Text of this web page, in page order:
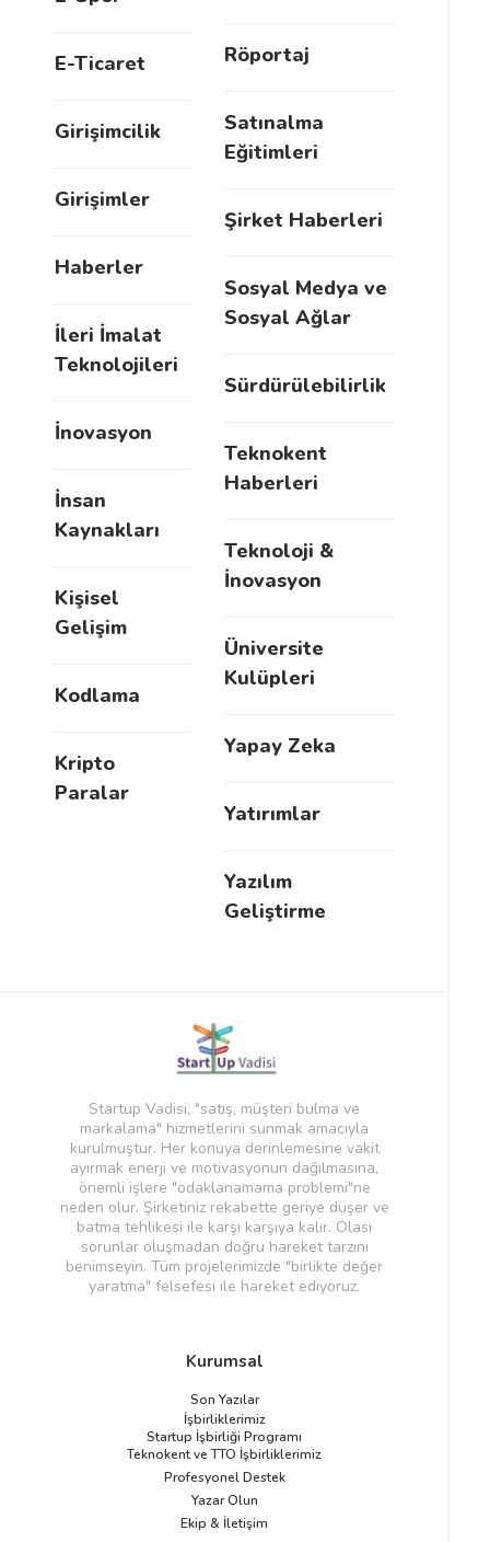
E-Ticaret
Girişimcilik
Girişimler
Haberler
İleri İmalat
Teknolojileri
İnovasyon
İnsan
Kaynakları
Kişisel
Gelişim
Kodlama
Kripto
Paralar
Röportaj
Satınalma
Eğitimleri
Şirket Haberleri
Sosyal Medya ve
Sosyal Ağlar
Sürdürülebilirlik
Teknokent
Haberleri
Teknoloji &
İnovasyon
Üniversite
Kulüpleri
Yapay Zeka
Yatırımlar
Yazılım
Geliştirme
Startup Vadisi, "satış, müşteri bulma ve
markalama" hizmetlerini sunmak amacıyla
kurulmuştur. Her konuya derinlemesine vakit
ayırmak enerji ve motivasyonun dağılmasına,
önemli işlere "odaklanamama problemi"ne
neden olur. Şirketiniz rekabette geriye düşer ve
batma tehlikesi ile karşı karşıya kalır. Olası
sorunlar oluşmadan doğru hareket tarzını
benimseyin. Tüm projelerimizde "birlikte değer
yaratma" felsefesi ile hareket ediyoruz.
Kurumsal
Son Yazılar
İşbirliklerimiz
Startup İşbirliği Programı
Teknokent ve TTO İşbirliklerimiz
Profesyonel Destek
Yazar Olun
Ekip & İletişim